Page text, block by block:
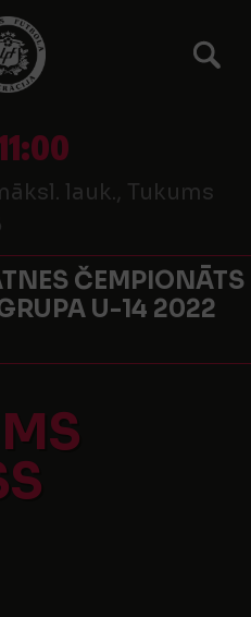
lauk., Tukums
ČEMPIONĀTS
U-14 2022